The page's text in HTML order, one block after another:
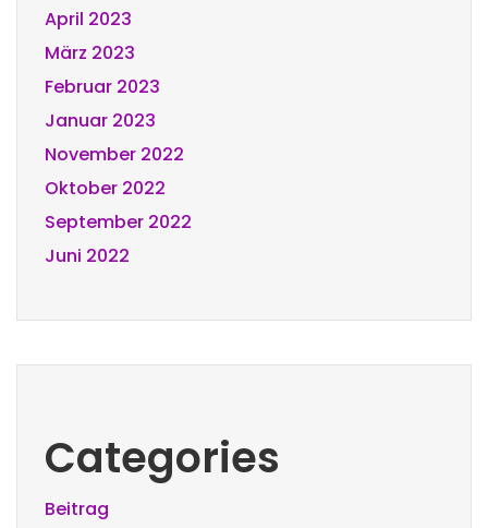
April 2023
März 2023
Februar 2023
Januar 2023
November 2022
Oktober 2022
September 2022
Juni 2022
Categories
Beitrag